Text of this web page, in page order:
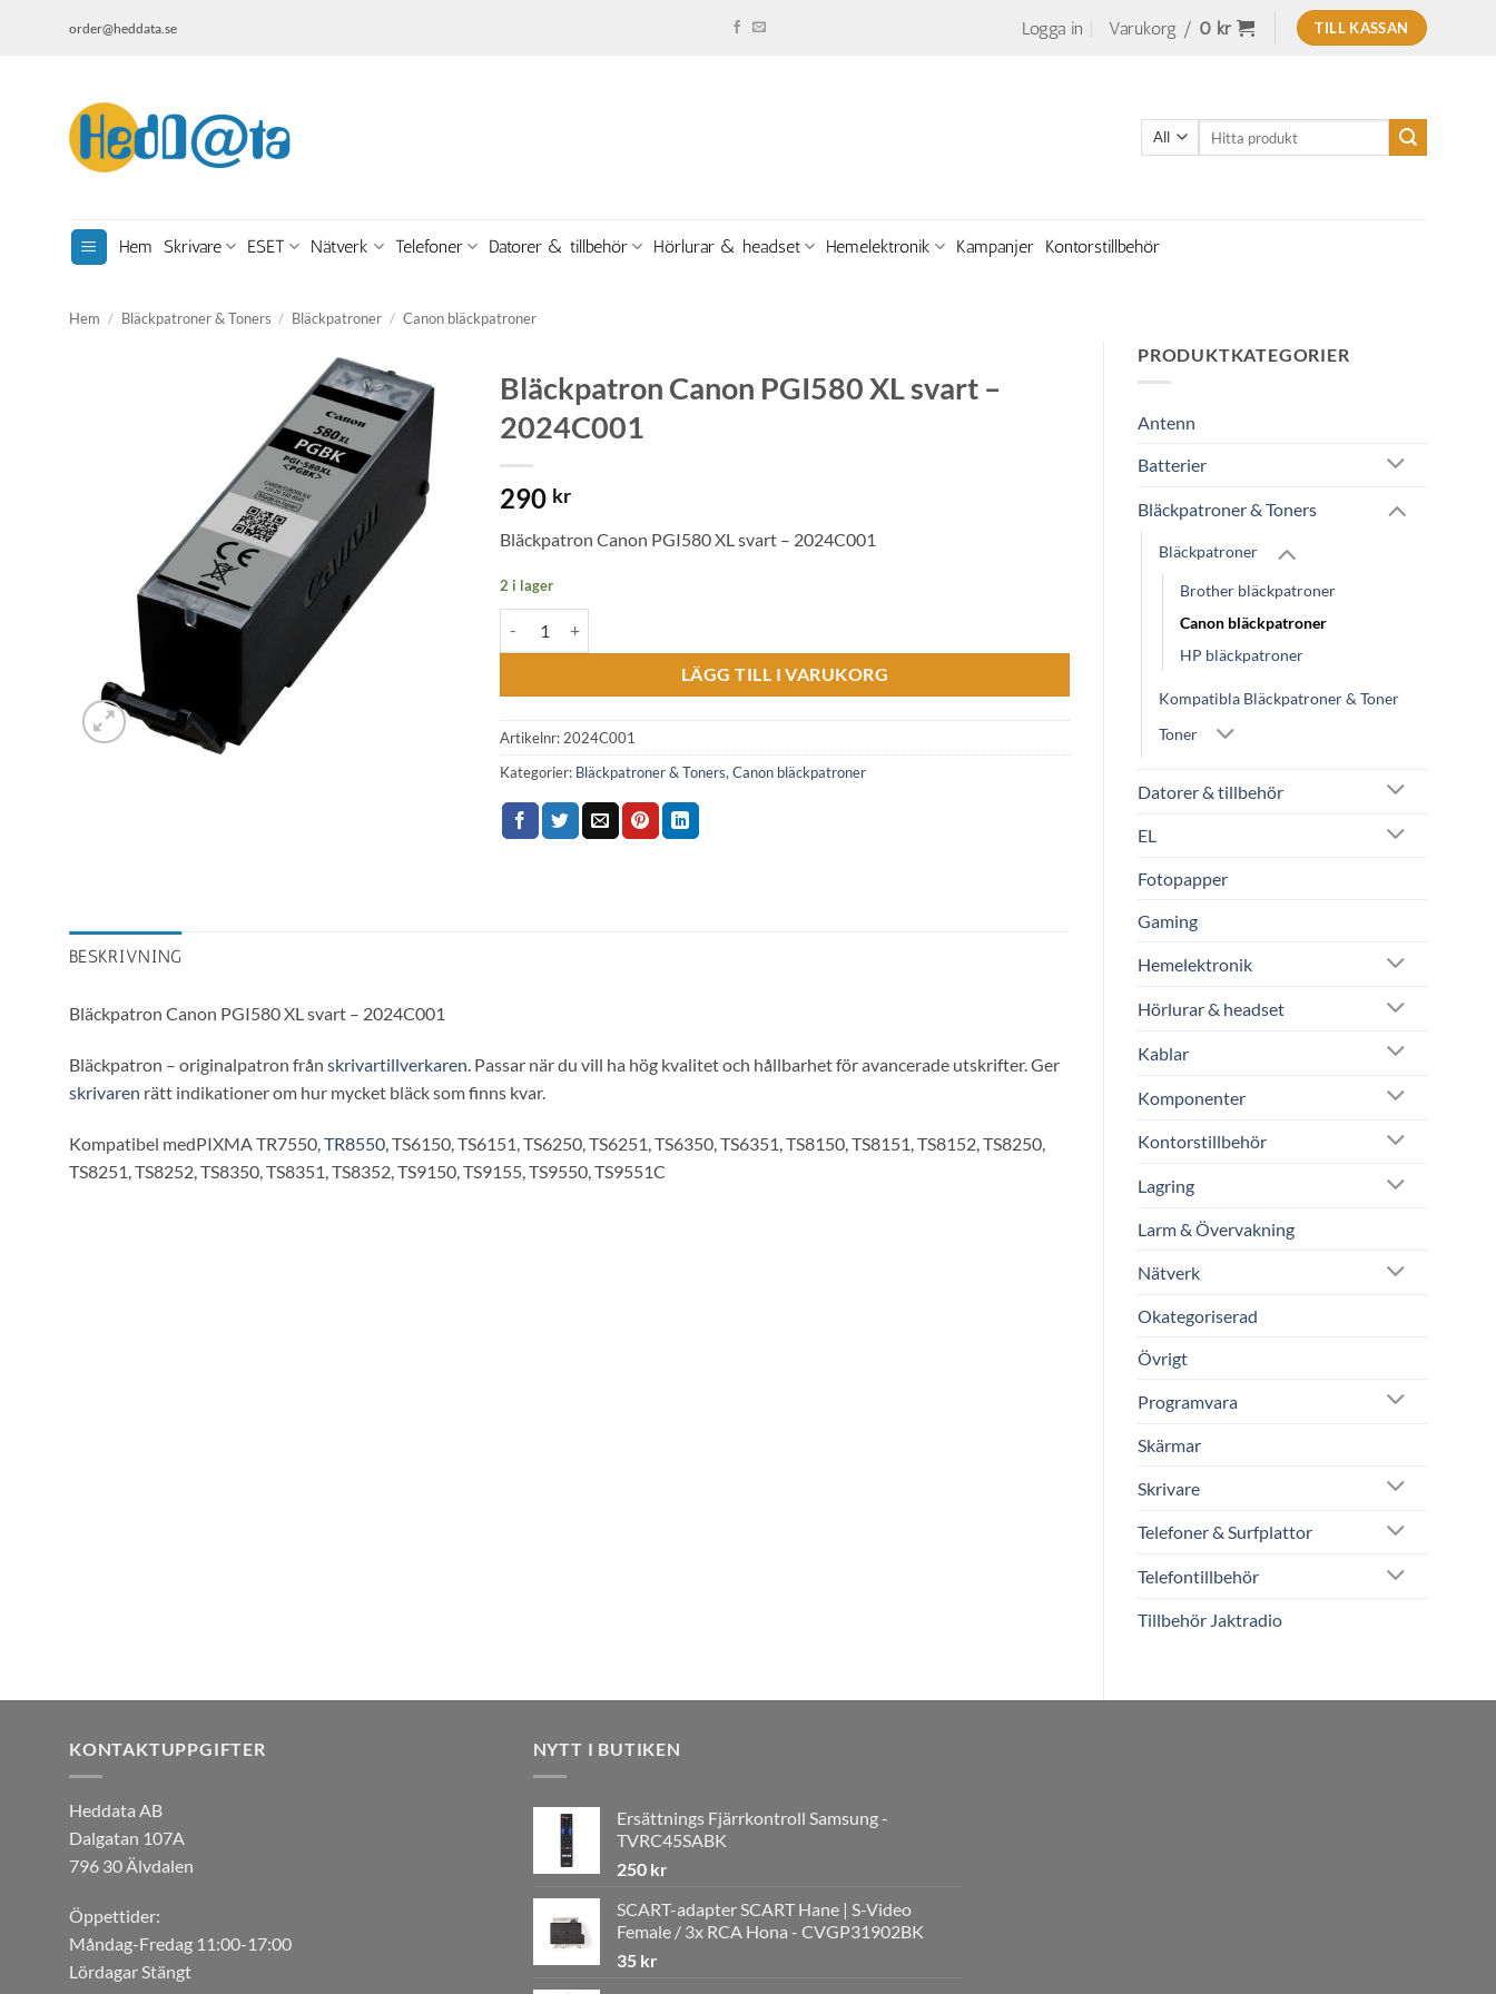
order@heddata.se Logga in Varukorg / 0 kr TILL KASSAN
Hem Skrivare ESET Nätverk Telefoner Datorer & tillbehör Hörlurar & headset Hemelektronik Kampanjer Kontorstillbehör
Hem / Bläckpatroner & Toners / Bläckpatroner / Canon bläckpatroner
PRODUKTKATEGORIER
Antenn
Batterier
Bläckpatroner & Toners
Bläckpatroner
Brother bläckpatroner
Canon bläckpatroner
HP bläckpatroner
Kompatibla Bläckpatroner & Toner
Toner
Datorer & tillbehör
EL
Fotopapper
Gaming
Hemelektronik
Hörlurar & headset
Kablar
Komponenter
Kontorstillbehör
Lagring
Larm & Övervakning
Nätverk
Okategoriserad
Övrigt
Programvara
Skärmar
Skrivare
Telefoner & Surfplattor
Telefontillbehör
Tillbehör Jaktradio
Bläckpatron Canon PGI580 XL svart –
2024C001
290 kr
Bläckpatron Canon PGI580 XL svart – 2024C001
2 i lager
LÄGG TILL I VARUKORG
Artikelnr: 2024C001
Kategorier: Bläckpatroner & Toners,Canon bläckpatroner
BESKRIVNING
Bläckpatron Canon PGI580 XL svart – 2024C001
Bläckpatron – originalpatron från skrivartillverkaren. Passar när du vill ha hög kvalitet och hållbarhet för avancerade utskrifter. Ger
skrivaren rätt indikationer om hur mycket bläck som finns kvar.
Kompatibel medPIXMA TR7550,TR8550,TS6150, TS6151, TS6250, TS6251, TS6350, TS6351, TS8150, TS8151, TS8152, TS8250,
TS8251, TS8252, TS8350, TS8351, TS8352, TS9150, TS9155, TS9550, TS9551C
KONTAKTUPPGIFTER
Heddata AB
Dalgatan 107A
796 30 Älvdalen
Öppettider:
Måndag-Fredag 11:00-17:00
Lördagar Stängt
NYTT I BUTIKEN
Ersättnings Fjärrkontroll Samsung -
TVRC45SABK
250 kr
SCART-adapter SCART Hane | S-Video
Female / 3x RCA Hona - CVGP31902BK
35 kr